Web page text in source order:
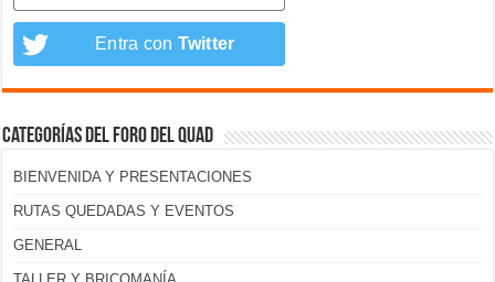
Entra con Twitter
Categorías del foro del Quad
BIENVENIDA Y PRESENTACIONES
RUTAS QUEDADAS Y EVENTOS
GENERAL